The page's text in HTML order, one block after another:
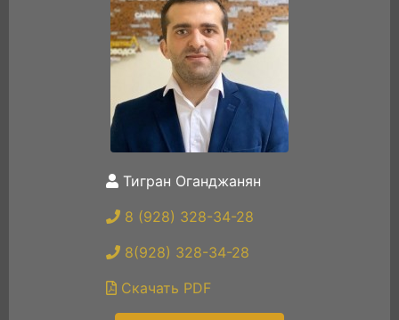
Тигран Оганджанян
8 (928) 328-34-28
8(928) 328-34-28
Скачать PDF